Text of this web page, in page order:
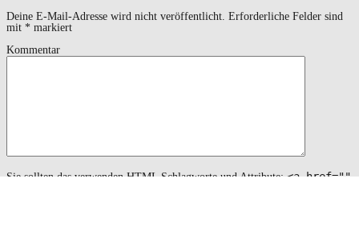
Deine E-Mail-Adresse wird nicht veröffentlicht. Erforderliche Felder sind
mit * markiert
Kommentar
Sie sollten das verwendenHTMLSchlagworte und Attribute:<a href=""